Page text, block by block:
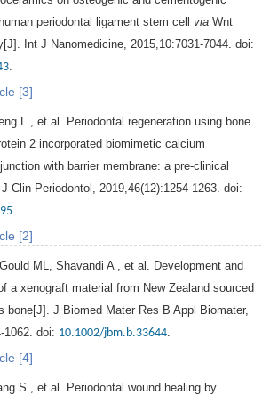
periodontal ligament stem cell via Wnt
Int J Nanomedicine 2015 10:7031-7044. doi:
[3]
L
, et al. Periodontal regeneration using bone
2 incorporated biomimetic calcium
with barrier membrane: a pre-clinical
J Clin Periodontol 2019 46(12):1254-1263. doi:
[2]
Gould ML Shavandi A , et al. Development and
a xenograft material from New Zealand sourced
bone[J]. J Biomed Mater Res B Appl Biomater,
1062. doi: 10.1002/jbm.b.33644
[4]
S , et al. Periodontal wound healing by